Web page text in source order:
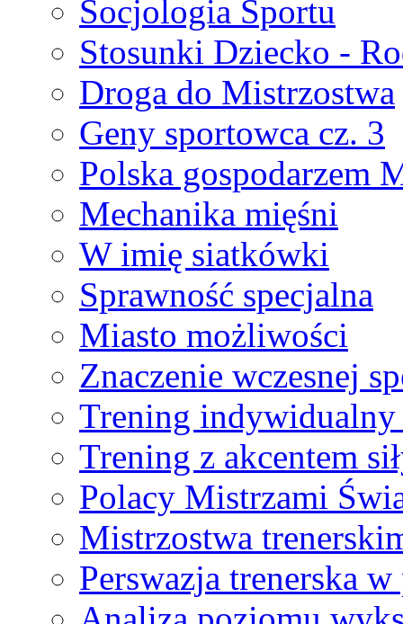
Socjologia Sportu
Stosunki Dziecko -
Droga do Mistrzostwa
Geny sportowca cz. 3
Polska gospodarzem
Mechanika mięśni
W imię siatkówki
Sprawność specjalna
Miasto możliwości
Znaczenie wczesnej
Trening
Trening z akcentem
Polacy Mistrzami
Mistrzostwa
Perswazja trenerska